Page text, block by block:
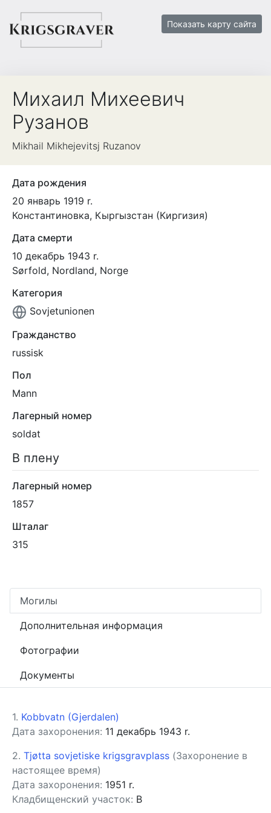
Показать карту сайта
Михаил Михеевич
Рузанов
Mikhail Mikhejevitsj Ruzanov
Дата рождения
20 январь 1919 r.
Константиновка, Кыргызстан (Киргизия)
Дата смерти
10 декабрь 1943 r.
Sørfold, Nordland, Norge
Категория
Sovjetunionen
Гражданство
russisk
Пол
Mann
Лагерный номер
soldat
В плену
Лагерный номер
1857
Шталаг
315
Могилы
Дополнительная информация
Фотографии
Документы
1. Kobbvatn (Gjerdalen)
Дата захоронения: 11 декабрь 1943 r.
2. Tjøtta sovjetiske krigsgravplass (Захоронение в
настоящее время)
Дата захоронения: 1951 r.
Кладбищенский участок: B